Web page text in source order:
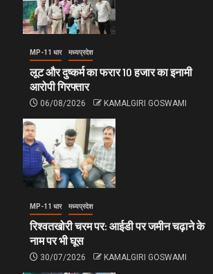
MP-11 धार मध्यप्रदेश
लूट और दुष्कर्म का फरार 10 हजार का इनामी
आरोपी गिरफ्तार
06/08/2026 KAMALGIRI GOSWAMI
MP-11 धार मध्यप्रदेश
रिश्वतखोरी चरम पर: आईडी पर जमीन चढ़ाने के
नाम पर भी घूस
30/07/2026 KAMALGIRI GOSWAMI